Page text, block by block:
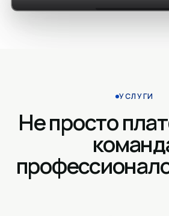
УСЛУГИ
Не просто